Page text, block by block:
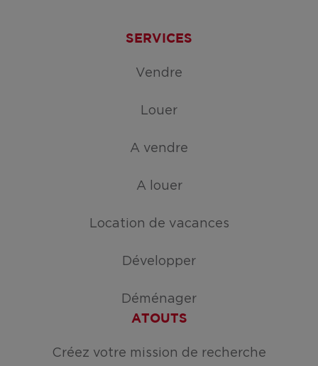
SERVICES
Vendre
Louer
A vendre
A louer
Location de vacances
Développer
Déménager
ATOUTS
Créez votre mission de recherche